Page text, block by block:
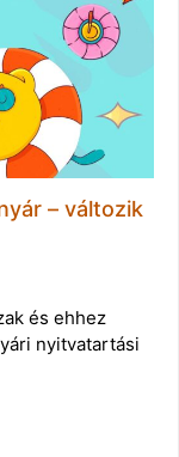
– változik
és ehhez
nyitvatartási